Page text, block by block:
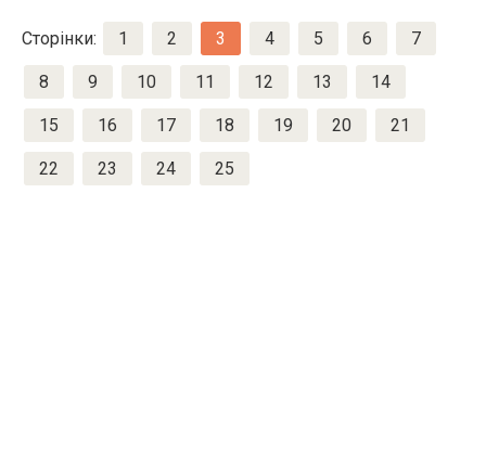
Сторінки: 1 2 3 4 5 6 7
8 9 10 11 12 13 14
15 16 17 18 19 20 21
22 23 24 25